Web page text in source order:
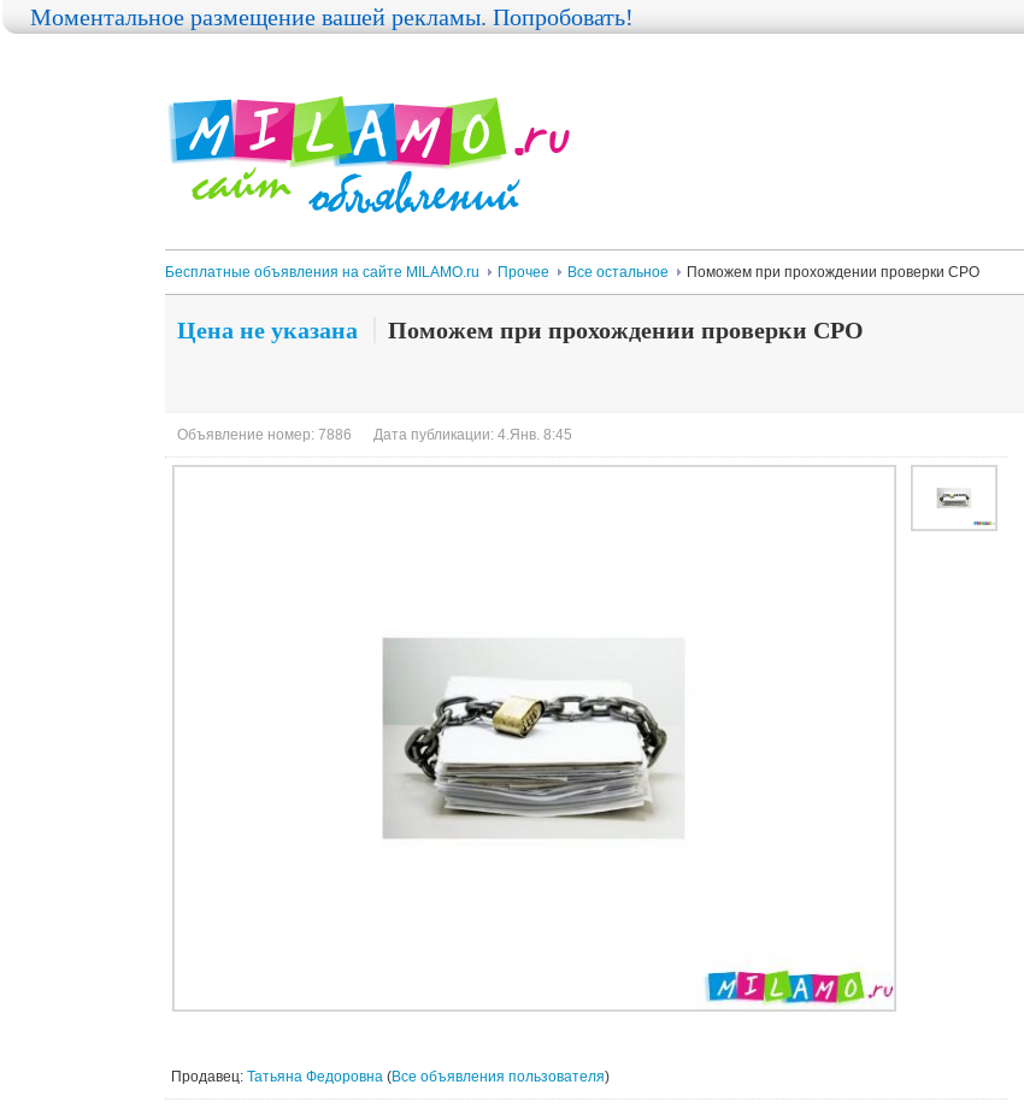
Бесплатные объявления на сайте MILAMO.ru Прочее Все остальное Поможем при прохождении проверки СРО
Цена не указана Поможем при прохождении проверки СРО
Объявление номер: 7886 Дата публикации: 4.Янв. 8:45
Продавец: Татьяна Федоровна (Все объявления пользователя)
Моментальное размещение вашей рекламы. Попробовать!